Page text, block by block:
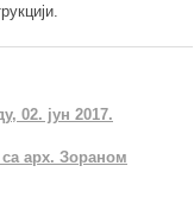
02. јун 2017.
арх. Зораном